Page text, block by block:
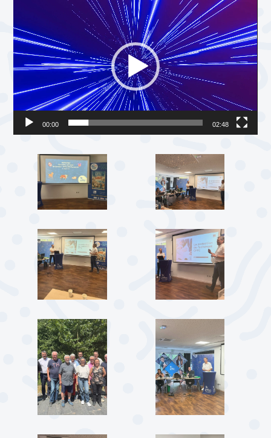
Lecteur
vidéo
00:00 02:48